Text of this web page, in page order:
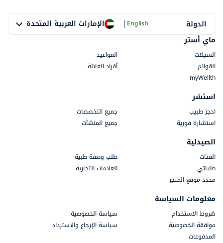
الدولة الإمارات العربية المتحدة |English
ماي أستر
السجلات
المواعيد
القوائم
أفراد العائلة
myWellth
استشر
احجز طبيب
جميع التخصصات
استشارة فورية
جميع المنشآت
الصيدلية
الفئات
طلب وصفة طبية
طلباتي
العلامات التجارية
محدد موقع المتجر
معلومات السياسة
شروط الاستخدام
سياسة الخصوصية
موافقة الخصوصية
سياسة الإرجاع والاسترداد
المدفوعات